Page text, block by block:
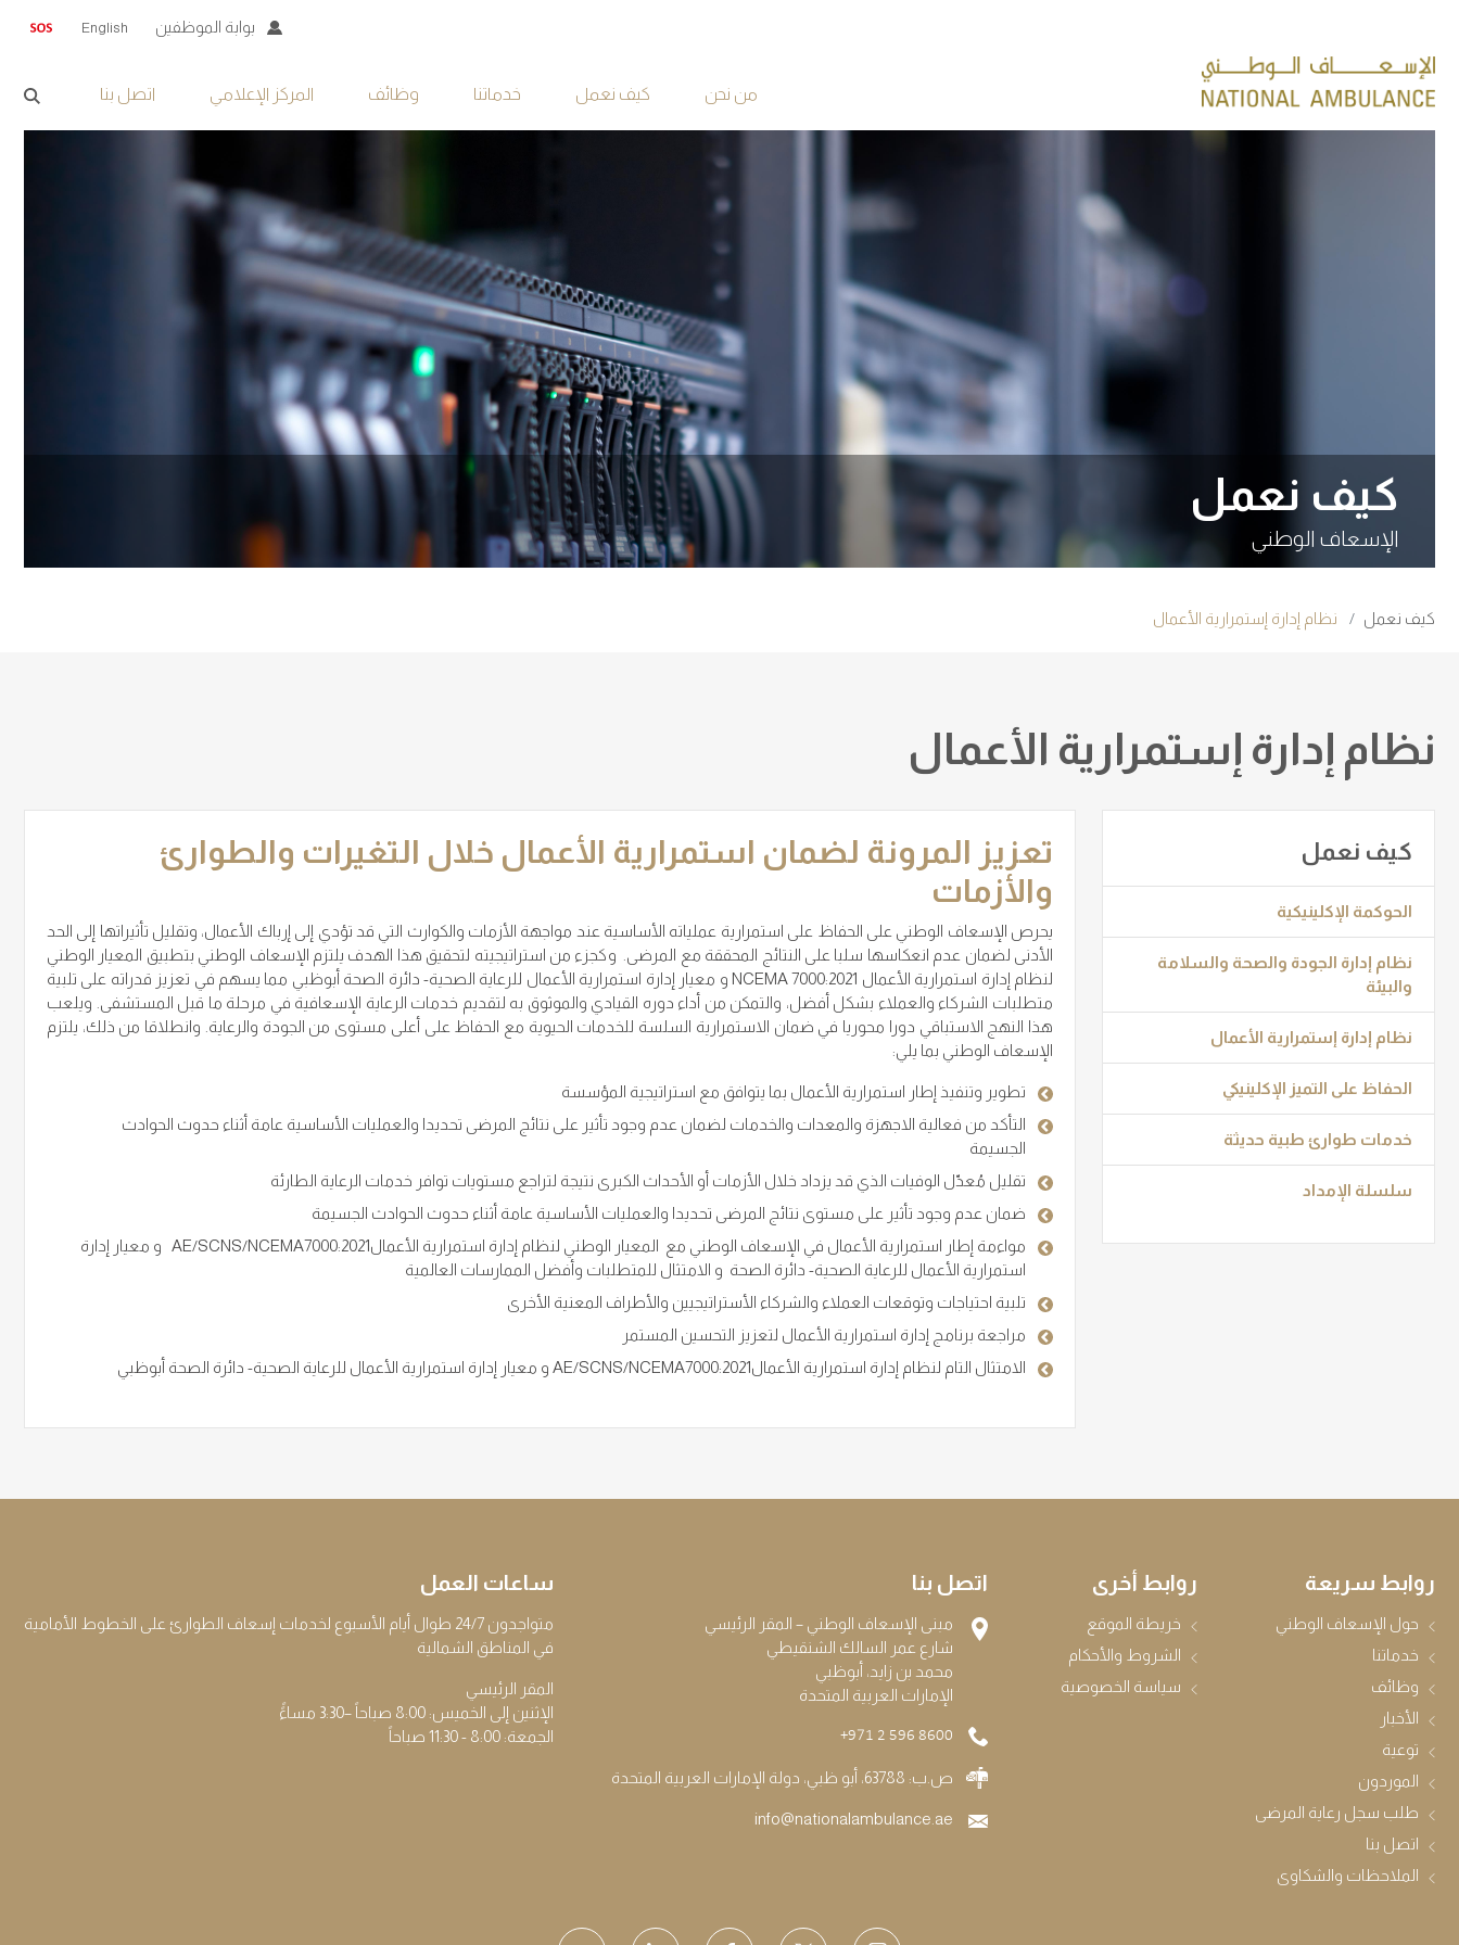
بوابة الموظفين English
من نحن كيف نعمل خدماتنا وظائف المركز الإعلامي اتصل بنا
كيف نعمل
الإسعاف الوطني
كيف نعمل نظام إدارة إستمرارية الأعمال
نظام إدارة إستمرارية الأعمال
كيف نعمل
الحوكمة الإكلينيكية
نظام إدارة الجودة والصحة والسلامة
والبيئة
نظام إدارة إستمرارية الأعمال
الحفاظ على التميز الإكلينيكي
خدمات طوارئ طبية حديثة
سلسلة الإمداد
تعزيز المرونة لضمان استمرارية الأعمال خلال التغيرات والطوارئ
والأزمات
يحرص الإسعاف الوطني على الحفاظ على استمرارية عملياته الأساسية عند مواجهة الأزمات والكوارث التي قد تؤدي إلى إرباك الأعمال، وتقليل تأثيراتها إلى الحد
الأدنى لضمان عدم انعكاسها سلبا على النتائج المحققة مع المرضى. وكجزء من استراتيجيته لتحقيق هذا الهدف يلتزم الإسعاف الوطني بتطبيق المعيار الوطني
لنظام إدارة استمرارية الأعمال NCEMA 7000:2021 و معيار إدارة استمرارية الأعمال للرعاية الصحية- دائرة الصحة أبوظبي مما يسهم في تعزيز قدراته على تلبية
متطلبات الشركاء والعملاء بشكل أفضل، والتمكن من أداء دوره القيادي والموثوق به لتقديم خدمات الرعاية الإسعافية في مرحلة ما قبل المستشفى. ويلعب
هذا النهج الاستباقي دورا محوريا في ضمان الاستمرارية السلسة للخدمات الحيوية مع الحفاظ على أعلى مستوى من الجودة والرعاية. وانطلاقا من ذلك، يلتزم
الإسعاف الوطني بما يلي:
تطوير وتنفيذ إطار استمرارية الأعمال بما يتوافق مع استراتيجية المؤسسة
التأكد من فعالية الاجهزة والمعدات والخدمات لضمان عدم وجود تأثير على نتائج المرضى تحديدا والعمليات الأساسية عامة أثناء حدوث الحوادث
الجسيمة
تقليل مُعدّل الوفيات الذي قد يزداد خلال الأزمات أو الأحداث الكبرى نتيجة لتراجع مستويات توافر خدمات الرعاية الطارئة
ضمان عدم وجود تأثير على مستوى نتائج المرضى تحديدا والعمليات الأساسية عامة أثناء حدوث الحوادث الجسيمة
مواءمة إطار استمرارية الأعمال في الإسعاف الوطني مع المعيار الوطني لنظام إدارة استمرارية الأعمالAE/SCNS/NCEMA7000:2021 و معيار إدارة
استمرارية الأعمال للرعاية الصحية- دائرة الصحة و الامتثال للمتطلبات وأفضل الممارسات العالمية
تلبية احتياجات وتوقعات العملاء والشركاء الأستراتيجيين والأطراف المعنية الأخرى
مراجعة برنامج إدارة استمرارية الأعمال لتعزيز التحسين المستمر
الامتثال التام لنظام إدارة استمرارية الأعمالAE/SCNS/NCEMA7000:2021 و معيار إدارة استمرارية الأعمال للرعاية الصحية- دائرة الصحة أبوظبي
روابط سريعة
حول الإسعاف الوطني
خدماتنا
وظائف
الأخبار
توعية
الموردون
طلب سجل رعاية المرضى
اتصل بنا
الملاحظات والشكاوى
روابط أخرى
خريطة الموقع
الشروط والأحكام
سياسة الخصوصية
اتصل بنا
مبنى الإسعاف الوطني – المقر الرئيسي
شارع عمر السالك الشنقيطي
محمد بن زايد، أبوظبي
الإمارات العربية المتحدة
+971 2 596 8600
ص.ب: 63788، أبو ظبي، دولة الإمارات العربية المتحدة
info@nationalambulance.ae
ساعات العمل
متواجدون 24/7 طوال أيام الأسبوع لخدمات إسعاف الطوارئ على الخطوط الأمامية
في المناطق الشمالية
المقر الرئيسي
الإثنين إلى الخميس: 8:00 صباحاً –3:30 مساءًً
الجمعة: 8:00 - 11:30 صباحاً